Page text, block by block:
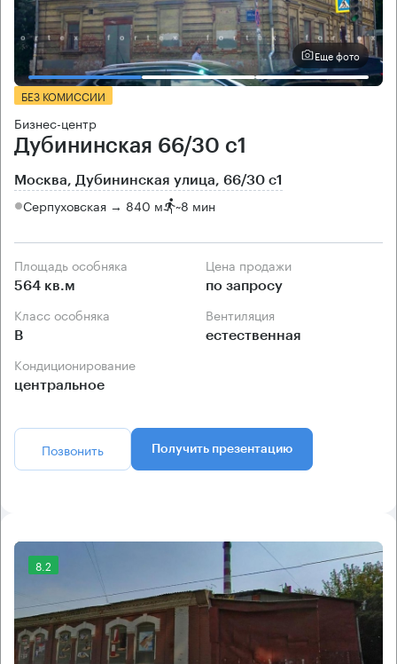
Еще фото
БЕЗ КОМИССИИ
Бизнес-центр
Дубининская 66/30 с1
Москва, Дубининская улица, 66/30 с1
Серпуховская → 840 м ~8 мин
Площадь особняка
564 кв.м
Цена продажи
по запросу
Класс особняка
B
Вентиляция
естественная
Кондиционирование
центральное
Позвонить Получить презентацию
8.2